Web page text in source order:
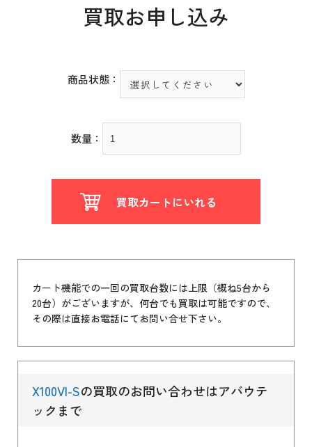
買取お申し込み
商品状態：
数量：
買取カートにいれる
カート機能での一回の買取台数には上限（概ね5台から
20台）がございますが、何台でも買取は可能ですので、
その際は直接お電話にてお問い合せ下さい。
X100VI-Sの買取のお問い合わせはアバウテ
ックまで